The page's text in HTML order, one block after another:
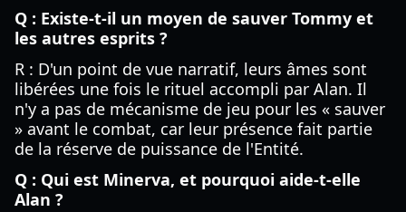
Q : Existe-t-il un moyen de sauver Tommy et
les autres esprits ?
R : D'un point de vue narratif, leurs âmes sont
libérées une fois le rituel accompli par Alan. Il
n'y a pas de mécanisme de jeu pour les « sauver
» avant le combat, car leur présence fait partie
de la réserve de puissance de l'Entité.
Q : Qui est Minerva, et pourquoi aide-t-elle
Alan ?